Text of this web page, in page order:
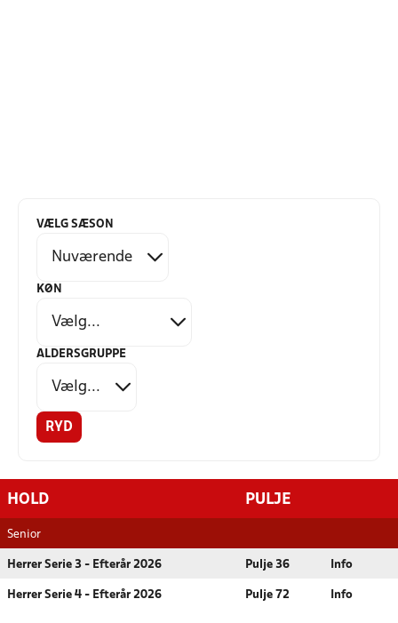
VÆLG SÆSON
KØN
ALDERSGRUPPE
RYD
HOLD PULJE
Senior
Herrer Serie 3 - Efterår 2026 Pulje 36 Info
Herrer Serie 4 - Efterår 2026 Pulje 72 Info